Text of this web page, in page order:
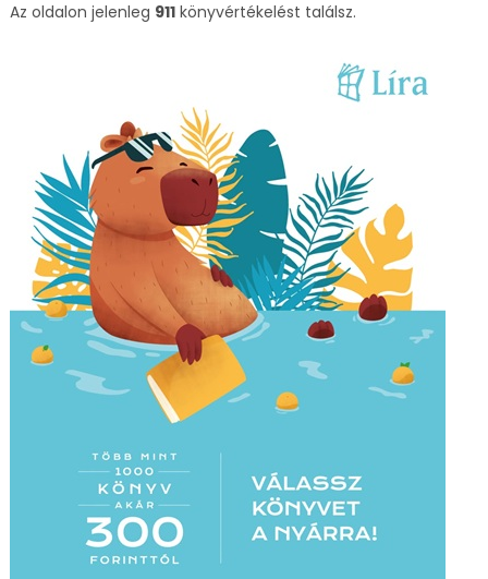
Az oldalon jelenleg 911könyvértékelést találsz.